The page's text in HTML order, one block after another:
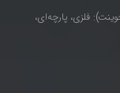
فلزی، پارچه‌ای،